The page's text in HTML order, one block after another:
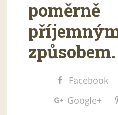
poměrně
způsobem.
Facebook
Google+